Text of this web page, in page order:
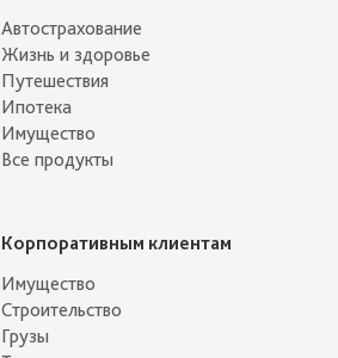
Автострахование
Жизнь и здоровье
Путешествия
Ипотека
Имущество
Все продукты
Корпоративным клиентам
Имущество
Строительство
Грузы